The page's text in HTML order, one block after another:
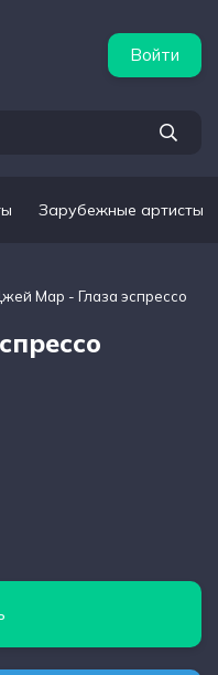
Войти
Зарубежные артисты
Мар - Глаза эспрессо